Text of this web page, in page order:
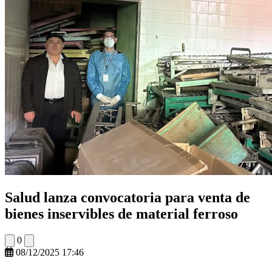
Salud lanza convocatoria para venta de
bienes inservibles de material ferroso
0
08/12/2025 17:46